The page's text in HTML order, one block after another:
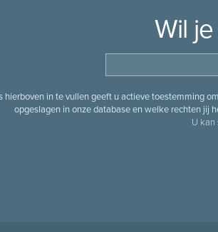
Wil
hierboven in te vullen geeft u actieve toestemming
opgeslagen in onze database en welke rechten jij
U kan